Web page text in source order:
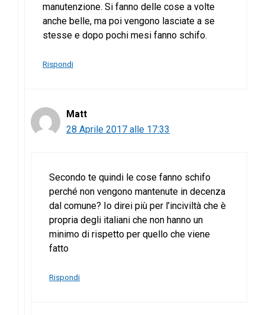
manutenzione. Si fanno delle cose a volte
anche belle, ma poi vengono lasciate a se
stesse e dopo pochi mesi fanno schifo.
Rispondi
Matt
28 Aprile 2017 alle 17:33
Secondo te quindi le cose fanno schifo
perché non vengono mantenute in decenza
dal comune? Io direi più per l’inciviltà che è
propria degli italiani che non hanno un
minimo di rispetto per quello che viene
fatto
Rispondi